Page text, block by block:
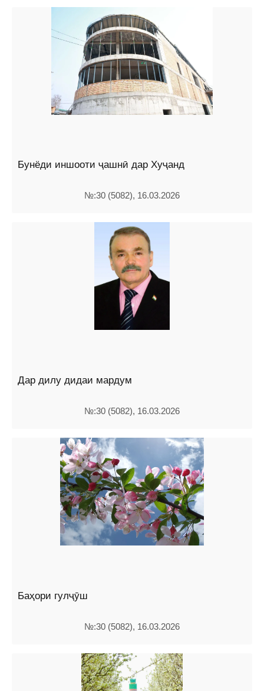
Бунёди иншооти ҷашнӣ дар Хуҷанд
№:30 (5082), 16.03.2026
Дар дилу дидаи мардум
№:30 (5082), 16.03.2026
Баҳори гулҷӯш
№:30 (5082), 16.03.2026